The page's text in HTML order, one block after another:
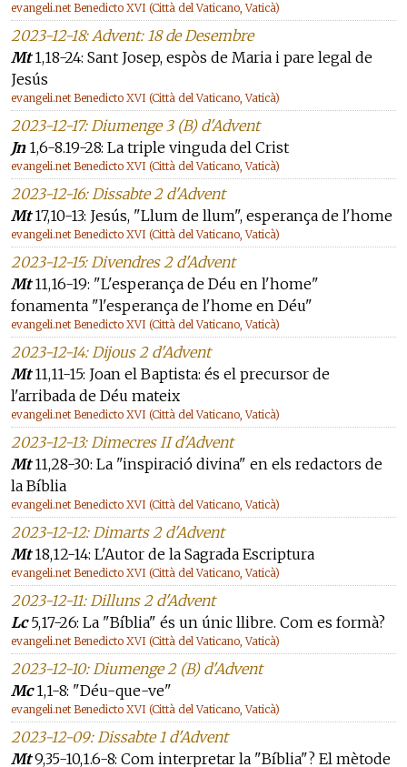
evangeli.net Benedicto XVI (Città del Vaticano, Vaticà)
2023-12-18: Advent: 18 de Desembre
Mt1,18-24: Sant Josep, espòs de Maria i pare legal de
Jesús
evangeli.net Benedicto XVI (Città del Vaticano, Vaticà)
2023-12-17: Diumenge 3 (B) d'Advent
Jn1,6-8.19-28: La triple vinguda del Crist
evangeli.net Benedicto XVI (Città del Vaticano, Vaticà)
2023-12-16: Dissabte 2 d'Advent
Mt17,10-13: Jesús, "Llum de llum", esperança de l'home
evangeli.net Benedicto XVI (Città del Vaticano, Vaticà)
2023-12-15: Divendres 2 d'Advent
Mt11,16-19: "L'esperança de Déu en l'home"
fonamenta "l'esperança de l'home en Déu"
evangeli.net Benedicto XVI (Città del Vaticano, Vaticà)
2023-12-14: Dijous 2 d'Advent
Mt11,11-15: Joan el Baptista: és el precursor de
l'arribada de Déu mateix
evangeli.net Benedicto XVI (Città del Vaticano, Vaticà)
2023-12-13: Dimecres II d'Advent
Mt11,28-30: La "inspiració divina" en els redactors de
la Bíblia
evangeli.net Benedicto XVI (Città del Vaticano, Vaticà)
2023-12-12: Dimarts 2 d'Advent
Mt18,12-14: L'Autor de la Sagrada Escriptura
evangeli.net Benedicto XVI (Città del Vaticano, Vaticà)
2023-12-11: Dilluns 2 d'Advent
Lc5,17-26: La "Bíblia" és un únic llibre. Com es formà?
evangeli.net Benedicto XVI (Città del Vaticano, Vaticà)
2023-12-10: Diumenge 2 (B) d'Advent
Mc1,1-8: "Déu-que-ve"
evangeli.net Benedicto XVI (Città del Vaticano, Vaticà)
2023-12-09: Dissabte 1 d'Advent
Mt9,35-10,1.6-8: Com interpretar la "Bíblia"? El mètode